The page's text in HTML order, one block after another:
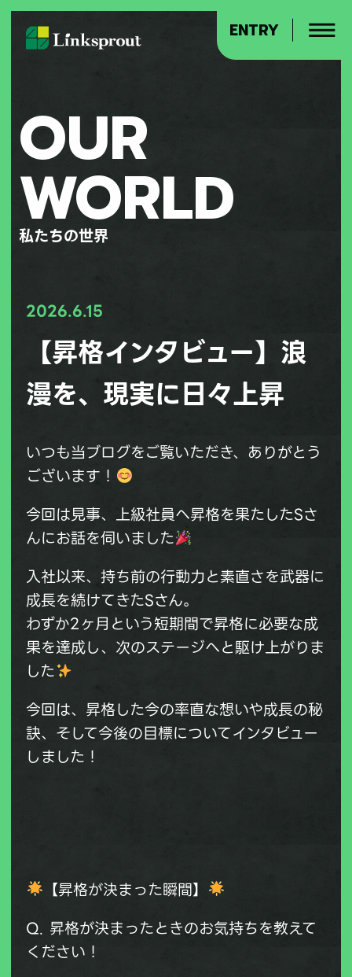
ENTRY
OUR
WORLD
私たちの世界
2026.6.15
【昇格インタビュー】浪
漫を、現実に日々上昇
いつも当ブログをご覧いただき、ありがとう
ございます！
今回は見事、上級社員へ昇格を果たしたSさ
んにお話を伺いました
入社以来、持ち前の行動力と素直さを武器に
成長を続けてきたSさん。
わずか2ヶ月という短期間で昇格に必要な成
果を達成し、次のステージへと駆け上がりま
した
今回は、昇格した今の率直な想いや成長の秘
訣、そして今後の目標についてインタビュー
しました！
【昇格が決まった瞬間】
Q. 昇格が決まったときのお気持ちを教えて
ください！